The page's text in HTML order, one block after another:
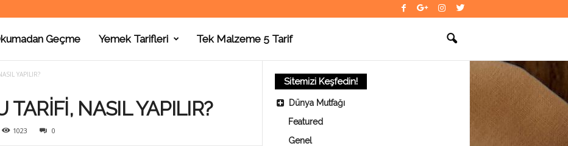
Geçme Yemek Tarifleri Tek Malzeme 5 Tarif
YAPILIR?
TARİFİ, NASIL YAPILIR?
1023 0
Sitemizi Keşfedin!
Dünya Mutfağı
Featured
Genel